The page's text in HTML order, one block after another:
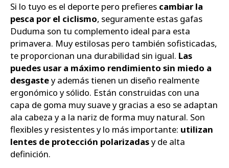
Si lo tuyo es el deporte pero prefieres cambiar la
pesca por el ciclismo, seguramente estas gafas
Duduma son tu complemento ideal para esta
primavera. Muy estilosas pero también sofisticadas,
te proporcionan una durabilidad sin igual. Las
puedes usar a máximo rendimiento sin miedo a
desgastey además tienen un diseño realmente
ergonómico y sólido. Están construidas con una
capa de goma muy suave y gracias a eso se adaptan
ala cabeza y a la nariz de forma muy natural. Son
flexibles y resistentes y lo más importante: utilizan
lentes de protección polarizadasy de alta
definición.